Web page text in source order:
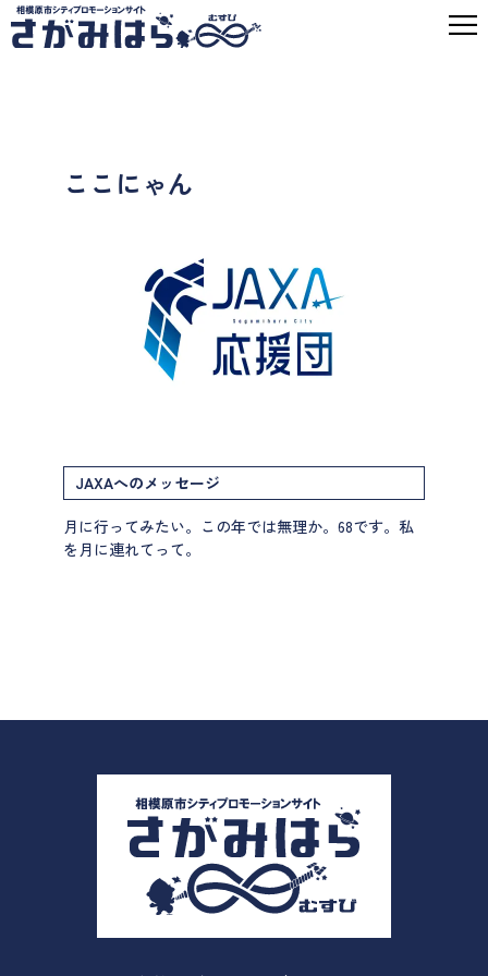
ここにゃん
JAXAへのメッセージ
月に行ってみたい。この年では無理か。68です。私
を月に連れてって。